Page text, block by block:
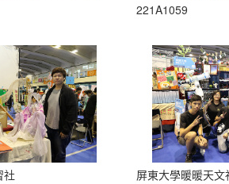
221A1059
社 屏東大學暖暖天文